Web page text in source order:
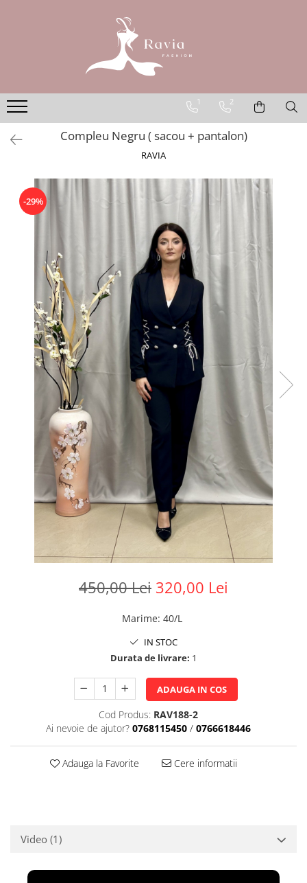
Rochii elegante lungi
Rochii elegante midi
Rochii elegante scurte
Rochii casual
Rochii de nuntă
Rochii de botez
Rochii elegante cu pene
Rochii mărimi mari
1 2
Compleu Negru ( sacou + pantalon)
RAVIA
-29%
450,00 Lei 320,00 Lei
Marime: 40/L
IN STOC
Durata de livrare: 1
ADAUGA IN COS
Cod Produs: RAV188-2
Ai nevoie de ajutor? 0768115450 / 0766618446
Adauga la Favorite Cere informatii
Video (1)